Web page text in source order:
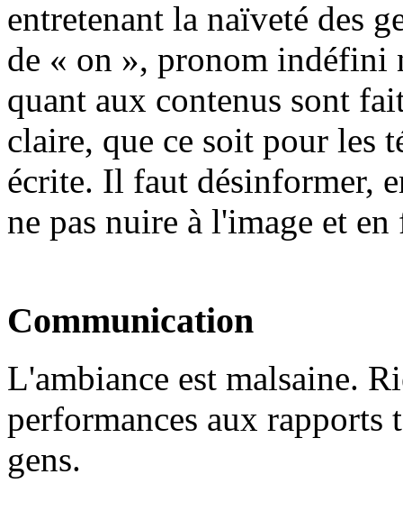
entretenant la naïveté des
de « on », pronom indéfini
quant aux contenus sont
claire, que ce soit pour les
écrite. Il faut désinformer,
ne pas nuire à l'image et
Communication
L'ambiance est malsaine.
performances aux rapports
gens.